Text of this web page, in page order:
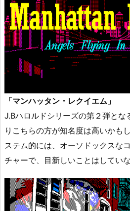
「マンハッタン・レクイエム」
J.Bハロルドシリーズの第２弾とな
りこちらの方が知名度は高いかも
ステム的には、オーソドックスな
チャーで、目新しいことはしてい